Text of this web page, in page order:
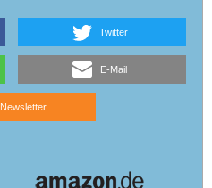
Twitter
E-Mail
Newsletter